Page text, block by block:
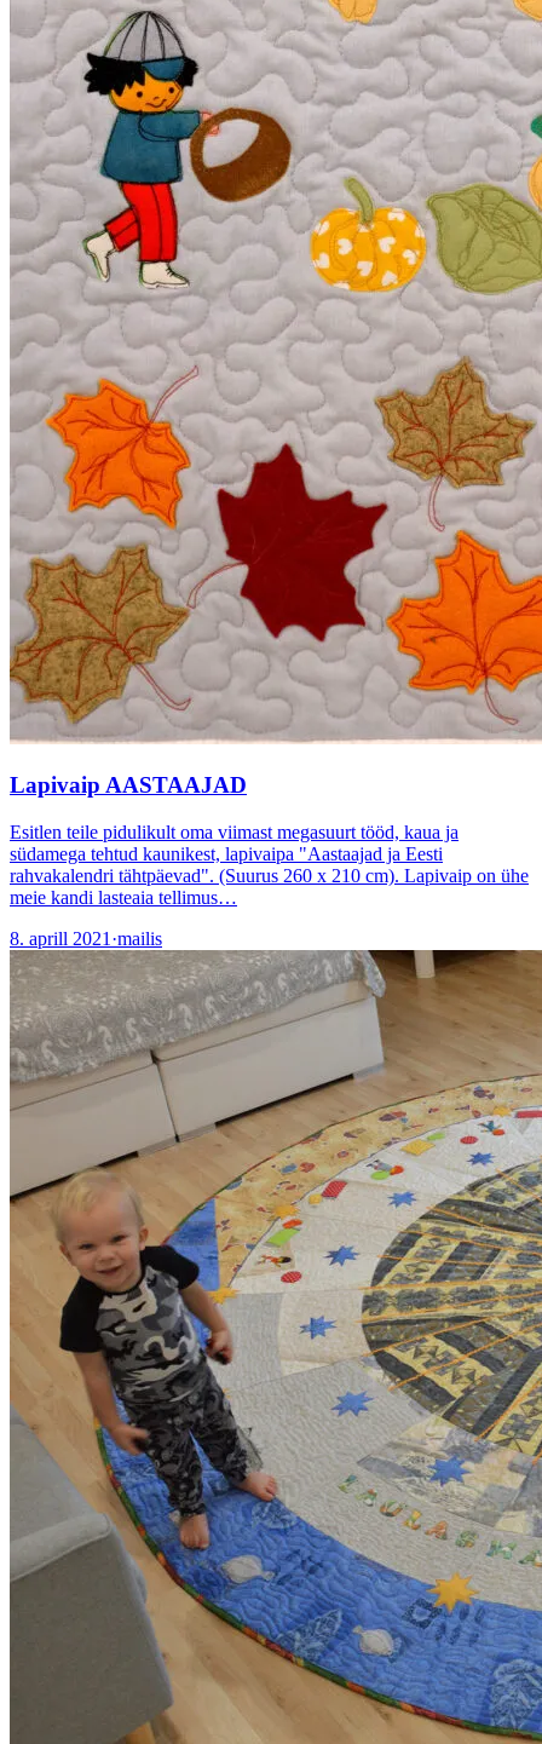
Lapivaip AASTAAJAD
Esitlen teile pidulikult oma viimast megasuurt tööd, kaua ja
südamega tehtud kaunikest, lapivaipa "Aastaajad ja Eesti
rahvakalendri tähtpäevad". (Suurus 260 x 210 cm). Lapivaip on ühe
meie kandi lasteaia tellimus…
8. aprill 2021 ·mailis